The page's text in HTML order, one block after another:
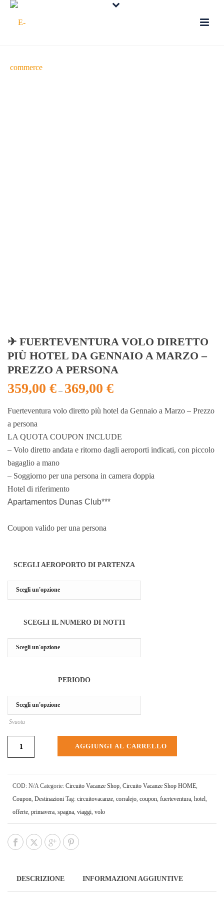
✈ FUERTEVENTURA VOLO DIRETTO
PIÙ HOTEL DA GENNAIO A MARZO –
PREZZO A PERSONA
359,00 € – 369,00 €
Fuerteventura volo diretto più hotel da Gennaio a Marzo – Prezzo
a persona
LA QUOTA COUPON INCLUDE
– Volo diretto andata e ritorno dagli aeroporti indicati, con piccolo
bagaglio a mano
– Soggiorno per una persona in camera doppia
Hotel di riferimento
Apartamentos Dunas Club***
Coupon valido per una persona
SCEGLI AEROPORTO DI PARTENZA
SCEGLI IL NUMERO DI NOTTI
PERIODO
Svuota
AGGIUNGI AL CARRELLO
COD: N/A Categorie: Circuito Vacanze Shop, Circuito Vacanze Shop HOME,
Coupon, Destinazioni Tag: circuitovacanze, corralejo, coupon, fuerteventura, hotel,
offerte, primavera, spagna, viaggi, volo
DESCRIZIONE INFORMAZIONI AGGIUNTIVE